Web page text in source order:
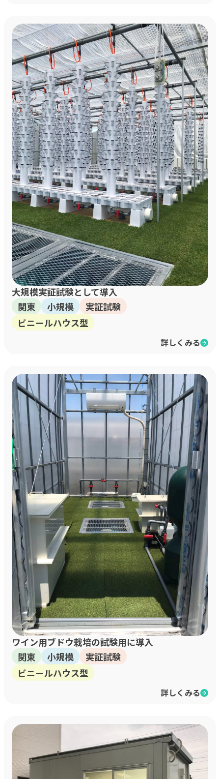
大規模実証試験として導入
関東
小規模
実証試験
ビニールハウス型
詳しくみる
ワイン用ブドウ栽培の試験用に導入
関東
小規模
実証試験
ビニールハウス型
詳しくみる